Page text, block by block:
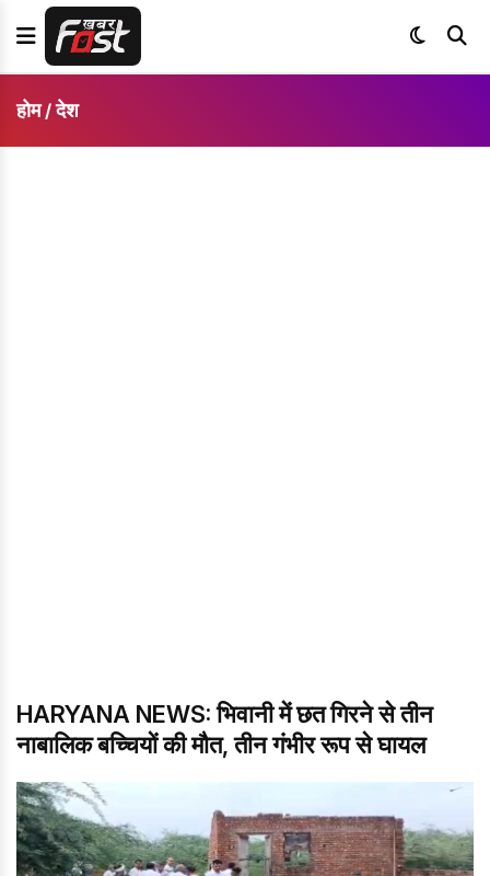
होम/ देश
HARYANA NEWS: भिवानी में छत गिरने से तीन
नाबालिक बच्चियों की मौत, तीन गंभीर रूप से घायल